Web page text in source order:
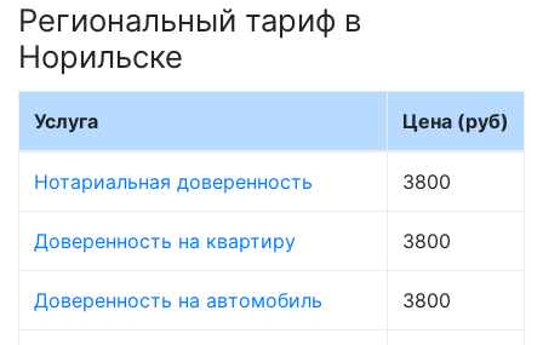
Региональный тариф в
Норильске
Услуга Цена (руб)
Нотариальная доверенность 3800
Доверенность на квартиру 3800
Доверенность на автомобиль 3800